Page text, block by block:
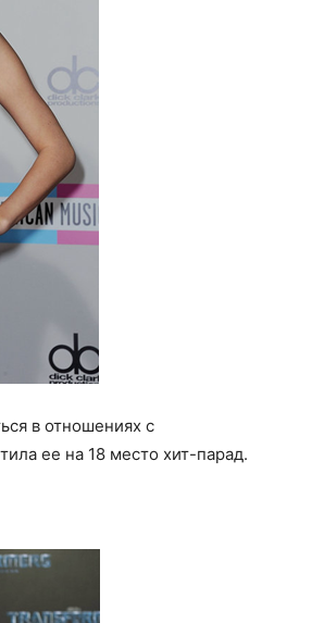
в отношениях с
ее на 18 место хит-парад.